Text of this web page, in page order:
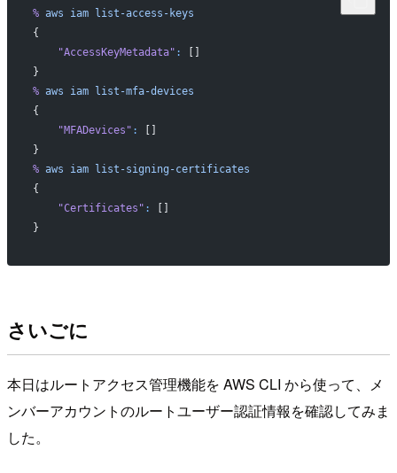
% aws iam list-access-keys
{
    "AccessKeyMetadata"
:
[]
}
% aws iam list-mfa-devices
{
    "MFADevices"
:
[]
}
% aws iam list-signing-certificates
{
    "Certificates"
:
[]
}
さいごに
本日はルートアクセス管理機能を AWS CLI から使って、メ
ンバーアカウントのルートユーザー認証情報を確認してみま
した。